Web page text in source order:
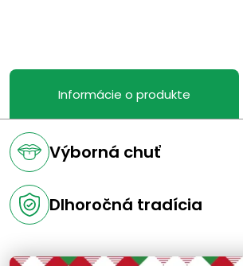
Informácie o produkte
Výborná chuť
Dlhoročná tradícia